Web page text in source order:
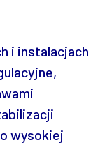
i instalacjach
wysokiej